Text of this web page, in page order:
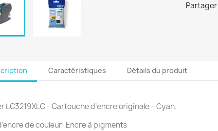
Partager
Caractéristiques Détails du produit
LC3219XLC - Cartouche d'encre originale – Cyan.
de couleur: Encre à pigments